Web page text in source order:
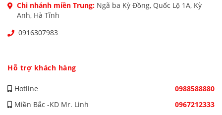
Chi nhánh miền Trung: Ngã ba Kỳ Đồng, Quốc Lộ 1A, Kỳ
Anh, Hà Tĩnh
0916307983
Hỗ trợ khách hàng
Hotline
0988588880
Miền Bắc -KD Mr. Linh
0967212333